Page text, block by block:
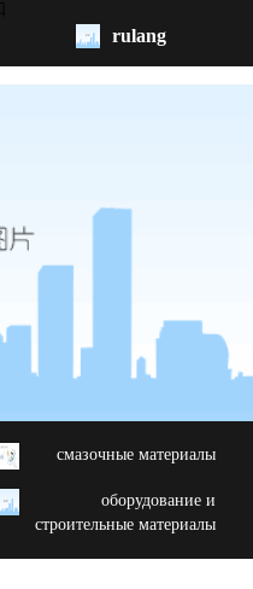
rulang
cмазочные материалы
oборудование и
строительные материалы